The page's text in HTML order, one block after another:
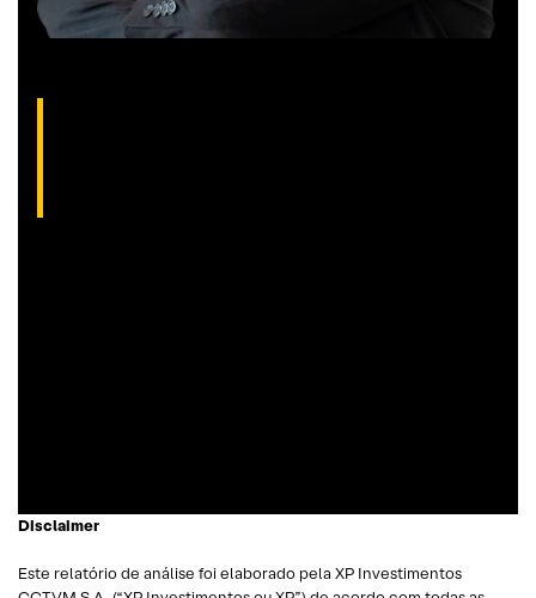
Disclaimer
Este relatório de análise foi elaborado pela XP Investimentos